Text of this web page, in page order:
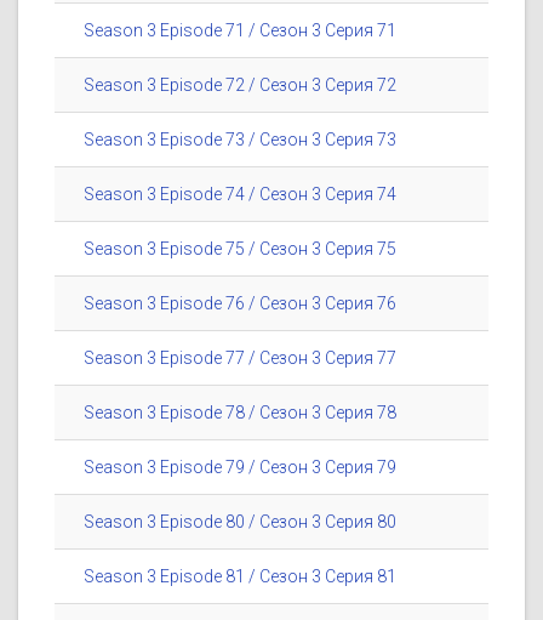
Season 3 Episode 71 / Сезон 3 Серия 71
Season 3 Episode 72 / Сезон 3 Серия 72
Season 3 Episode 73 / Сезон 3 Серия 73
Season 3 Episode 74 / Сезон 3 Серия 74
Season 3 Episode 75 / Сезон 3 Серия 75
Season 3 Episode 76 / Сезон 3 Серия 76
Season 3 Episode 77 / Сезон 3 Серия 77
Season 3 Episode 78 / Сезон 3 Серия 78
Season 3 Episode 79 / Сезон 3 Серия 79
Season 3 Episode 80 / Сезон 3 Серия 80
Season 3 Episode 81 / Сезон 3 Серия 81